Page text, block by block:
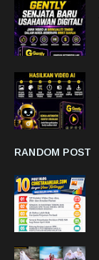
RANDOM POST